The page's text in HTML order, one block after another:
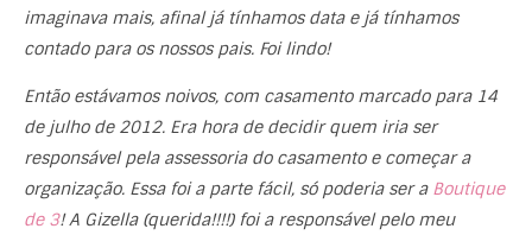
imaginava mais, afinal já tínhamos data e já tínhamos
contado para os nossos pais. Foi lindo!
Então estávamos noivos, com casamento marcado para 14
de julho de 2012. Era hora de decidir quem iria ser
responsável pela assessoria do casamento e começar a
organização. Essa foi a parte fácil, só poderia ser a Boutique
de 3! A Gizella (querida!!!!) foi a responsável pelo meu